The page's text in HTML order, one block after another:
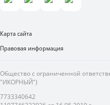
Карта сайта
Правовая информация
Общество с ограниченной
"ИКОРНЫЙ")
7733340642